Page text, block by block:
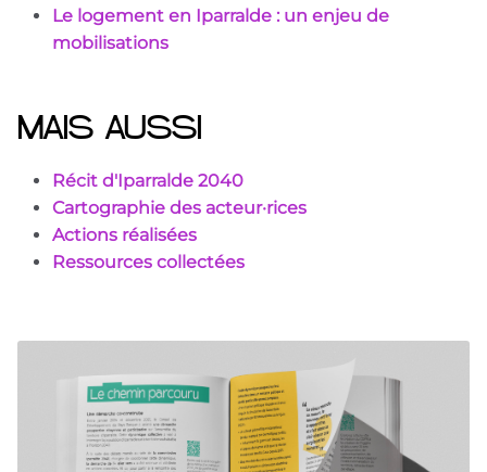
Le logement en Iparralde : un enjeu de
mobilisations
MAIS AUSSI
Récit d'Iparralde 2040
Cartographie des acteur·rices
Actions réalisées
Ressources collectées